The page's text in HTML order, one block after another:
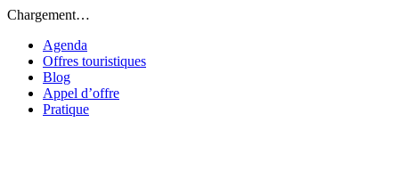
Chargement…
Agenda
Offres touristiques
Blog
Appel d’offre
Pratique